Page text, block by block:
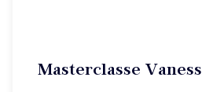
Masterclasse